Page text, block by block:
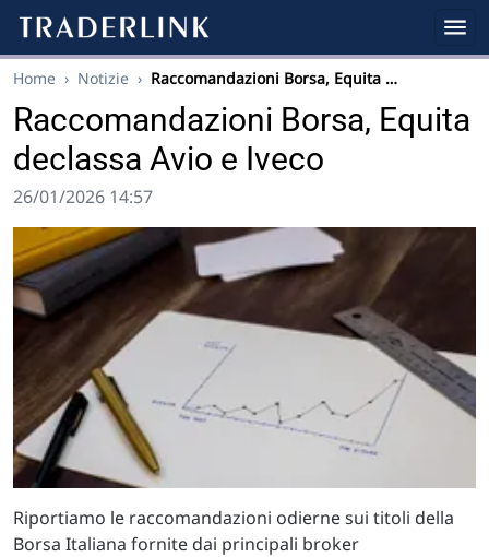
Home › Notizie › Raccomandazioni Borsa, Equita …
Raccomandazioni Borsa, Equita
declassa Avio e Iveco
26/01/2026 14:57
Riportiamo le raccomandazioni odierne sui titoli della
Borsa Italiana fornite dai principali broker